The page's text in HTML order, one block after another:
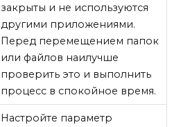
закрыты и не используются
другими приложениями.
Перед перемещением папок
или файлов наилучше
проверить это и выполнить
процесс в спокойное время.
Настройте параметр